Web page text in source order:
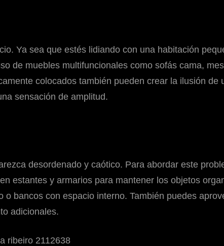
Ya sea que estés lidiando con una habitación
de muebles multifuncionales como sofás cama,
colocados también pueden crear la ilusión de
sensación de amplitud.
desordenado y caótico. Para abordar este
estantes y armarios para mantener los objetos
bancos con espacio interno. También puedes
adicionales.